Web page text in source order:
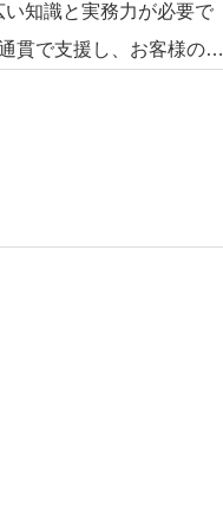
知識と実務力が必要で
貫で支援し、お客様の商